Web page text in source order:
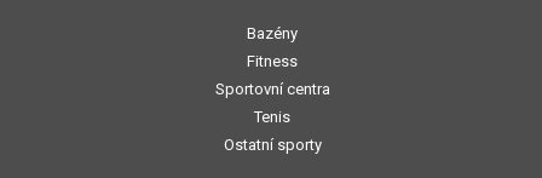
Bazény
Fitness
Sportovní centra
Tenis
Ostatní sporty